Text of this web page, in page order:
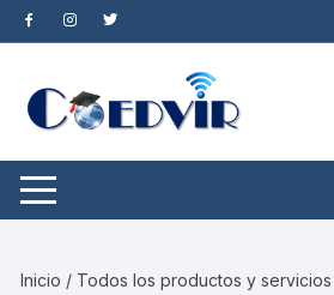
Saltar
al
Inicio / Todos los productos y servicios